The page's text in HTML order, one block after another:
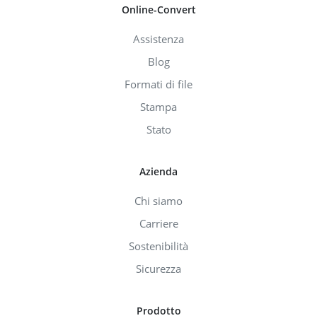
Online-Convert
Assistenza
Blog
Formati di file
Stampa
Stato
Azienda
Chi siamo
Carriere
Sostenibilità
Sicurezza
Prodotto